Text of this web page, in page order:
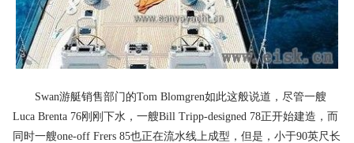
Swan游艇销售部门的Tom Blomgren如此这般说道，尽管一艘
Luca Brenta 76刚刚下水，一艘Bill Tripp-designed 78正开始建造，而
同时一艘one-off Frers 85也正在流水线上成型，但是，小于90英尺长